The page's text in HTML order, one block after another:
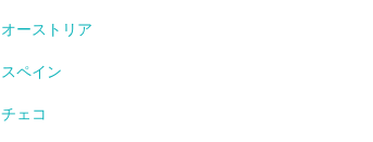
オーストリア
スペイン
チェコ